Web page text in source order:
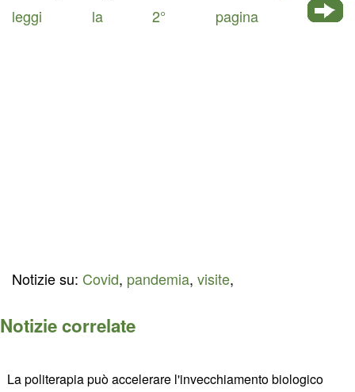
leggi la 2° pagina
Notizie su: Covid, pandemia, visite,
Notizie correlate
La politerapia può accelerare l'invecchiamento biologico